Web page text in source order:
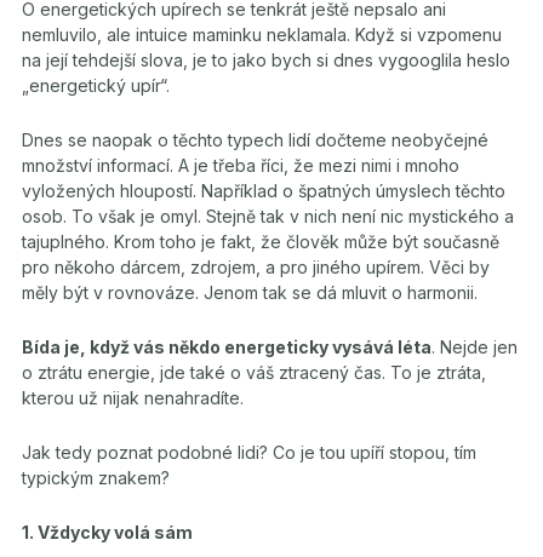
O energetických upírech se tenkrát ještě nepsalo ani
nemluvilo, ale intuice maminku neklamala. Když si vzpomenu
na její tehdejší slova, je to jako bych si dnes vygooglila heslo
„energetický upír“.
Dnes se naopak o těchto typech lidí dočteme neobyčejné
množství informací. A je třeba říci, že mezi nimi i mnoho
vyložených hloupostí. Například o špatných úmyslech těchto
osob. To však je omyl. Stejně tak v nich není nic mystického a
tajuplného. Krom toho je fakt, že člověk může být současně
pro někoho dárcem, zdrojem, a pro jiného upírem. Věci by
měly být v rovnováze. Jenom tak se dá mluvit o harmonii.
Bída je, když vás někdo energeticky vysává léta. Nejde jen
o ztrátu energie, jde také o váš ztracený čas. To je ztráta,
kterou už nijak nenahradíte.
Jak tedy poznat podobné lidi? Co je tou upíří stopou, tím
typickým znakem?
1. Vždycky volá sám